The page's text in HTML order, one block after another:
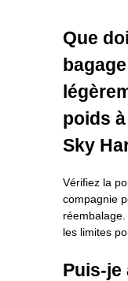
Que
poids
Sky
Vérifiez la
compagnie
les limites
Puis-je